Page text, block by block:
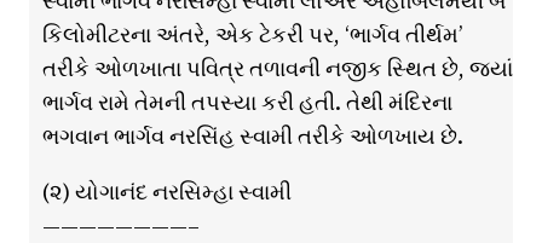
કિલોમીટરના અંતરે, એક ટેકરી પર, ‘ભાર્ગવ તીર્થમ’
તરીકે ઓળખાતા પવિત્ર તળાવની નજીક સ્થિત છે, જ્યાં
ભાર્ગવ રામે તેમની તપસ્યા કરી હતી. તેથી મંદિરના
ભગવાન ભાર્ગવ નરસિંહ સ્વામી તરીકે ઓળખાય છે.
(૨) યોગાનંદ નરસિમ્હા સ્વામી
————————–